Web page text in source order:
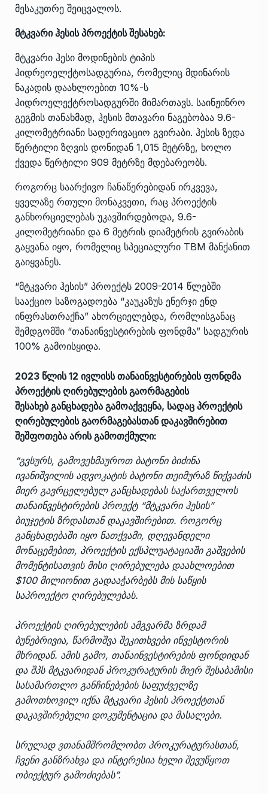
მესაკუთრე შეიცვალოს.
მტკვარი ჰესის პროექტის შესახებ:
მტკვარი ჰესი მოდინების ტიპის
ჰიდრეოელქტოსადგურია, რომელიც მდინარის
ნაკადის დაახლოებით 10%-ს
ჰიდროელექტროსადგურში მიმართავს. საინჟინრო
გეგმის თანახმად, ჰესის მთავარი ნაგებობაა 9.6-
კილომეტრიანი სადერივაციო გვირაბი. ჰესის ზედა
წერტილი ზღვის დონიდან 1,015 მეტრზე, ხოლო
ქვედა წერტილი 909 მეტრზე მდებარეობს.
როგორც საარქივო ჩანაწერებიდან ირკვევა,
ყველაზე რთული მონაკვეთი, რაც პროექტის
განხორციელებას უკავშირდებოდა, 9.6-
კილომეტრიანი და 6 მეტრის დიამეტრის გვირაბის
გაყვანა იყო, რომელიც სპეციალური TBM მანქანით
გაიყვანეს.
“მტკვარი ჰესის” პროექტს 2009-2014 წლებში
სააქციო საზოგადოება “კაუკაზუს ენერჯი ენდ
ინფრასთრაქჩა” ახორციელებდა, რომლისგანაც
შემდგომში “თანაინვესტირების ფონდმა” სადგურის
100% გამოისყიდა.
2023 წლის 12 ივლისს თანაინვესტირების ფონდმა
პროექტის ღირებულების გაორმაგების
შესახებგანცხადება გამოაქვეყნა, სადაც პროექტის
ღირებულების გაორმაგებასთან დაკავშირებით
შეშფოთება არის გამოთქმული:
“გვსურს, გამოვეხმაუროთ ბატონი ბიძინა
ივანიშვილის ადვოკატის ბატონი თეიმურაზ წიქვაძის
მიერ გავრცელებულ განცხადებას საქართველოს
თანაინვესტირების პროექტ “მტკვარი ჰესის”
ბიუჯეტის ზრდასთან დაკავშირებით. როგორც
განცხადებაში იყო ნათქვამი, დღევანდელი
მონაცემებით, პროექტის ექსპლუატაციაში გაშვების
მომენტისათვის მისი ღირებულება დაახლოებით
$100 მილიონით გადააჭარბებს მის საწყის
საპროექტო ღირებულებას.
პროექტის ღირებულების ამგვარმა ზრდამ
ბუნებრივია, წარმოშვა შეკითხვები ინვესტორის
მხრიდან. ამის გამო, თანაინვესტირების ფონდიდან
და შპს მტკვარიდან პროკურატურის მიერ შესაბამისი
სასამართლო განჩინებების საფუძველზე
გამოთხოვილ იქნა მტკვარი ჰესის პროექტთან
დაკავშირებული დოკუმენტაცია და მასალები.
სრულად ვთანამშრომლობთ პროკურატურასთან,
ჩვენი განზრახვა და ინტერესია ხელი შევუწყოთ
ობიექტურ გამოძიებას”.